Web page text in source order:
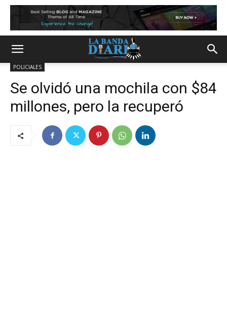
POLICIALES
Se olvidó una mochila con $84
millones, pero la recuperó